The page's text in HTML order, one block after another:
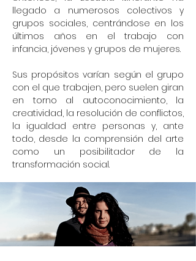
llegado a numerosos colectivos y
grupos sociales, centrándose en los
últimos años en el trabajo con
infancia, jóvenes y grupos de mujeres.
Sus propósitos varían según el grupo
con el que trabajen, pero suelen giran
en torno al autoconocimiento, la
creatividad, la resolución de conflictos,
la igualdad entre personas y, ante
todo, desde la comprensión del arte
como un posibilitador de la
transformación social.